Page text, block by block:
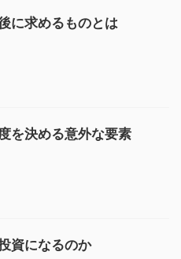
に求めるものとは
を決める意外な要素
資になるのか